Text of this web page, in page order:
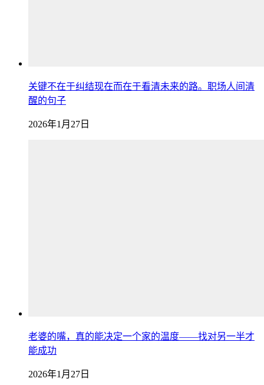
关键不在于纠结现在而在于看清未来的路。职场人间清
醒的句子
2026年1月27日
老婆的嘴，真的能决定一个家的温度——找对另一半才
能成功
2026年1月27日